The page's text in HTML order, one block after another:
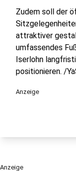
Zudem soll der
attraktiver
umfassendes
Iserlohn
positionieren. /
Anzeige
Anzeige